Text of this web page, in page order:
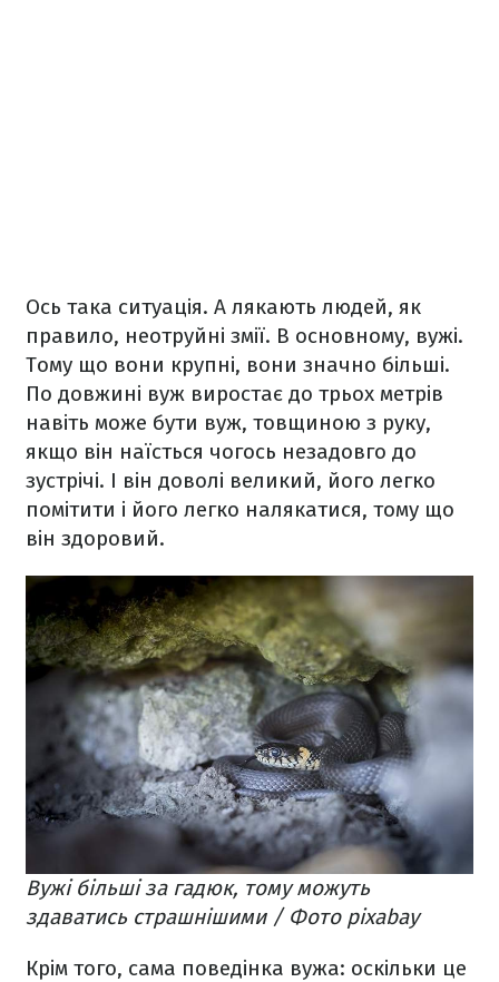
Ось така ситуація. А лякають людей, як
правило, неотруйні змії. В основному, вужі.
Тому що вони крупні, вони значно більші.
По довжині вуж виростає до трьох метрів
навіть може бути вуж, товщиною з руку,
якщо він наїсться чогось незадовго до
зустрічі. І він доволі великий, його легко
помітити і його легко налякатися, тому що
він здоровий.
Вужі більші за гадюк, тому можуть
здаватись страшнішими / Фото pixabay
Крім того, сама поведінка вужа: оскільки це